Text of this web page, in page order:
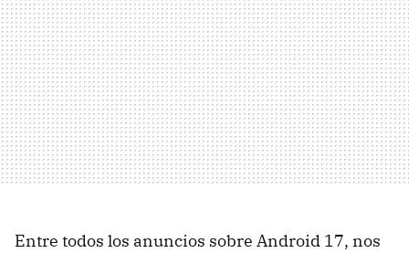
Entre todos los anuncios sobre Android 17, nos